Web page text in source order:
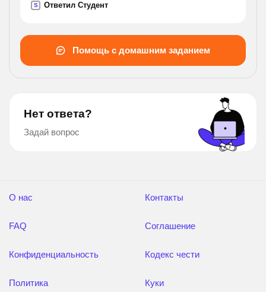
времени велосипедист).
S Ответил Студент
Помощь с домашним заданием
Нет ответа?
Задай вопрос
О нас
FAQ
Конфиденциальность
Политика
Контакты
Соглашение
Кодекс чести
Куки